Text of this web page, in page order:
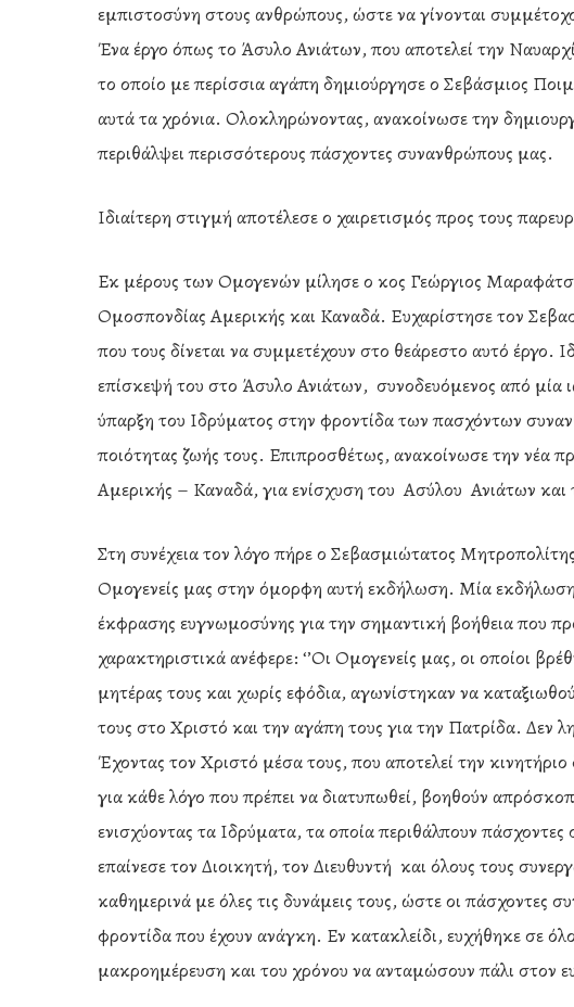
εμπιστοσύνη στους ανθρώπους, ώστε να γίνονται
Ένα έργο όπως το Άσυλο Ανιάτων, που αποτελεί την
το οποίο με περίσσια αγάπη δημιούργησε ο Σεβάσμιος
αυτά τα χρόνια. Ολοκληρώνοντας, ανακοίνωσε την
περιθάλψει περισσότερους πάσχοντες συνανθρώπους μας.
Ιδιαίτερη στιγμή αποτέλεσε ο χαιρετισμός προς τους
Εκ μέρους των Ομογενών μίλησε ο κος Γεώργιος
Ομοσπονδίας Αμερικής και Καναδά. Ευχαρίστησε τον
που τους δίνεται να συμμετέχουν στο θεάρεστο αυτό έργο.
επίσκεψή του στο Άσυλο Ανιάτων, συνοδευόμενος από μία
ύπαρξη του Ιδρύματος στην φροντίδα των πασχόντων
ποιότητας ζωής τους. Επιπροσθέτως, ανακοίνωσε την νέα
Αμερικής – Καναδά, για ενίσχυση του Ασύλου Ανιάτων
Στη συνέχεια τον λόγο πήρε ο Σεβασμιώτατος
Ομογενείς μας στην όμορφη αυτή εκδήλωση. Μία
έκφρασης ευγνωμοσύνης για την σημαντική βοήθεια που
χαρακτηριστικά ανέφερε: ‘’Οι Ομογενείς μας, οι οποίοι
μητέρας τους και χωρίς εφόδια, αγωνίστηκαν να
τους στο Χριστό και την αγάπη τους για την Πατρίδα. Δεν
Έχοντας τον Χριστό μέσα τους, που αποτελεί την
για κάθε λόγο που πρέπει να διατυπωθεί, βοηθούν
ενισχύοντας τα Ιδρύματα, τα οποία περιθάλπουν
επαίνεσε τον Διοικητή, τον Διευθυντή και όλους τους
καθημερινά με όλες τις δυνάμεις τους, ώστε οι πάσχοντες
φροντίδα που έχουν ανάγκη. Εν κατακλείδι, ευχήθηκε σε
μακροημέρευση και του χρόνου να ανταμώσουν πάλι στον